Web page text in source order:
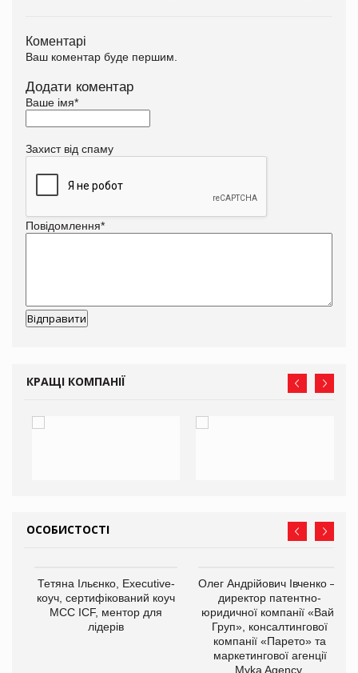
Коментарі
Ваш коментар буде першим.
Додати коментар
Ваше імя*
Захист від спаму
Повідомлення*
КРАЩІ КОМПАНІЇ
ОСОБИСТОСТІ
Тетяна Ільєнко, Executive-
коуч, сертифікований коуч
МСС ICF, ментор для
лідерів
Олег Андрійович Івченко —
директор патентно-
юридичної компанії «Вайз
Груп», консалтингової
компанії «Парето» та
маркетингової агенції
Myka Agency.